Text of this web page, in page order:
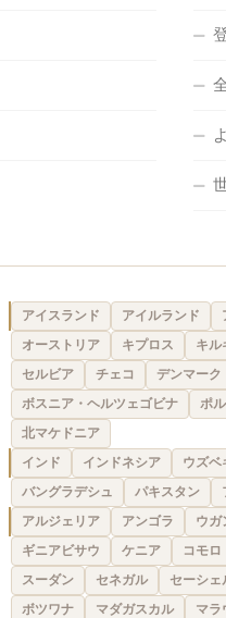
アイスランド アイルランド
オーストリア
キプロス
キル
セルビア
チェコ
デンマーク
ボスニア・ヘルツェゴビナ
ポ
北マケドニア
インド インドネシア
ウズベ
バングラデシュ
パキスタン
アルジェリア アンゴラ
ウガ
ギニアビサウ
ケニア
コモロ
スーダン
セネガル
セーシェ
ボツワナ
マダガスカル マラ